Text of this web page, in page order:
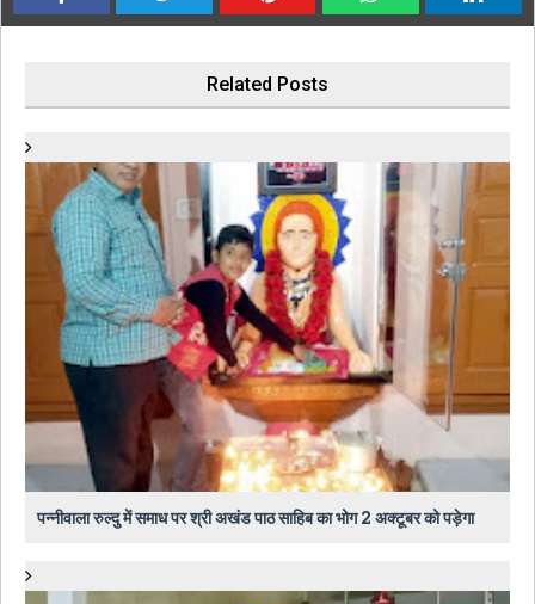
Related Posts
पन्नीवाला रुल्दु में समाध पर श्री अखंड पाठ साहिब का भोग 2 अक्टूबर को पड़ेगा